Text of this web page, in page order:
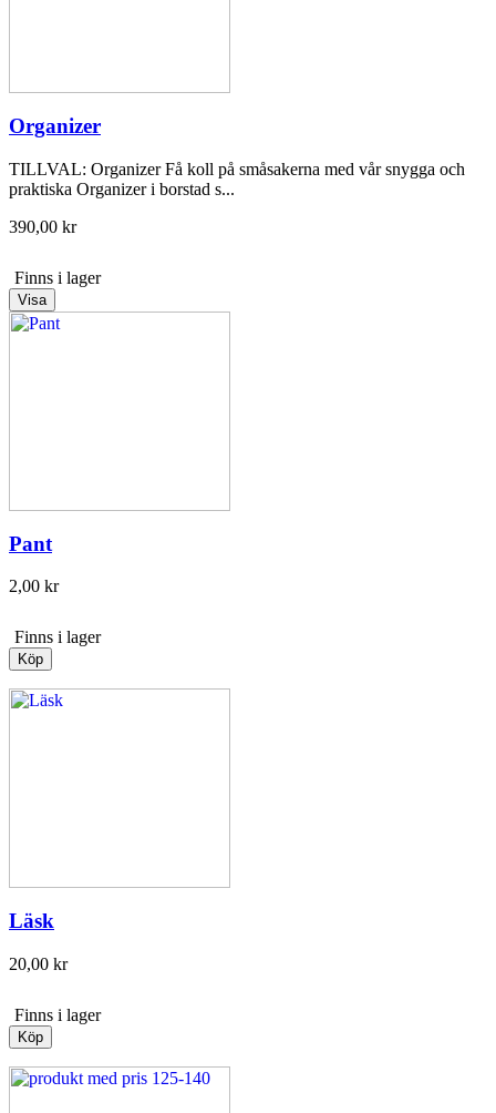
Organizer
TILLVAL: Organizer Få koll på småsakerna med vår snygga och
praktiska Organizer i borstad s...
390,00 kr
Finns i lager
Visa
Pant
2,00 kr
Finns i lager
Köp
Läsk
20,00 kr
Finns i lager
Köp